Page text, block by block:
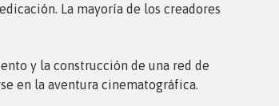
La mayoría de los creadores
y la construcción de una red de
en la aventura cinematográfica.